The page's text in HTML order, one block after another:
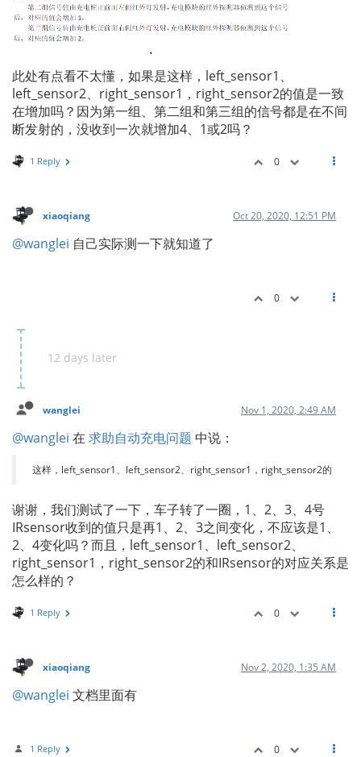
此处有点看不太懂，如果是这样，left_sensor1、
left_sensor2、right_sensor1，right_sensor2的值是一致
在增加吗？因为第一组、第二组和第三组的信号都是在不间
断发射的，没收到一次就增加4、1或2吗？
1 Reply 0
xiaoqiang Oct 20, 2020, 12:51 PM
@wanglei 自己实际测一下就知道了
0
12 days later
wanglei Nov 1, 2020, 2:49 AM
@wanglei 在 求助自动充电问题 中说：
这样，left_sensor1、left_sensor2、right_sensor1，right_sensor2的
谢谢，我们测试了一下，车子转了一圈，1、2、3、4号
IRsensor收到的值只是再1、2、3之间变化，不应该是1、
2、4变化吗？而且，left_sensor1、left_sensor2、
right_sensor1，right_sensor2的和IRsensor的对应关系是
怎么样的？
1 Reply 0
xiaoqiang Nov 2, 2020, 1:35 AM
@wanglei 文档里面有
1 Reply 0